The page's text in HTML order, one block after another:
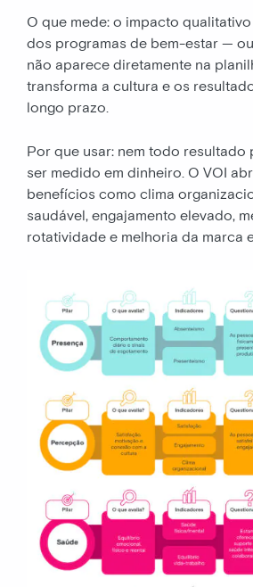
O que mede: o impacto
dos programas de bem-estar —
não aparece diretamente na
transforma a cultura e os
longo prazo.
Por que usar: nem todo resultado
ser medido em dinheiro. O VOI
benefícios como clima
saudável, engajamento elevado,
rotatividade e melhoria da marca